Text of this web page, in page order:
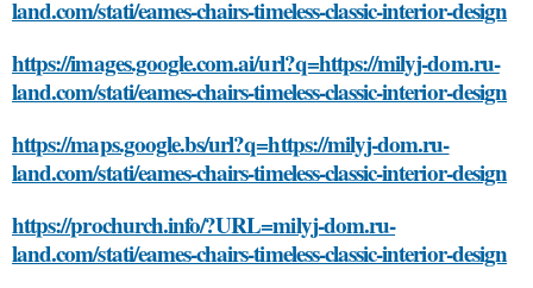
land.com/stati/eames-chairs-timeless-classic-interior-design
https://images.google.com.ai/url?q=https://milyj-dom.ru-
land.com/stati/eames-chairs-timeless-classic-interior-design
https://maps.google.bs/url?q=https://milyj-dom.ru-
land.com/stati/eames-chairs-timeless-classic-interior-design
https://prochurch.info/?URL=milyj-dom.ru-
land.com/stati/eames-chairs-timeless-classic-interior-design